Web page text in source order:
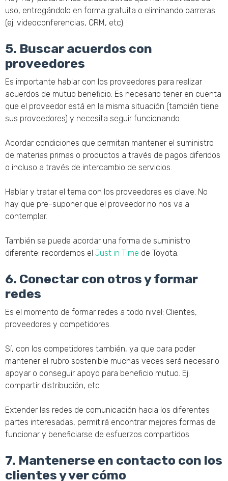
uso, entregándolo en forma gratuita o eliminando barreras
(ej. videoconferencias, CRM, etc).
5. Buscar acuerdos con
proveedores
Es importante hablar con los proveedores para realizar
acuerdos de mutuo beneficio. Es necesario tener en cuenta
que el proveedor está en la misma situación (también tiene
sus proveedores) y necesita seguir funcionando.
Acordar condiciones que permitan mantener el suministro
de materias primas o productos a través de pagos diferidos
o incluso a través de intercambio de servicios.
Hablar y tratar el tema con los proveedores es clave. No
hay que pre-suponer que el proveedor no nos va a
contemplar.
También se puede acordar una forma de suministro
diferente; recordemos el Just in Time de Toyota.
6. Conectar con otros y formar
redes
Es el momento de formar redes a todo nivel: Clientes,
proveedores y competidores.
Sí, con los competidores también, ya que para poder
mantener el rubro sostenible muchas veces será necesario
apoyar o conseguir apoyo para beneficio mutuo. Ej.
compartir distribución, etc.
Extender las redes de comunicación hacia los diferentes
partes interesadas, permitirá encontrar mejores formas de
funcionar y beneficiarse de esfuerzos compartidos.
7. Mantenerse en contacto con los
clientes y ver cómo